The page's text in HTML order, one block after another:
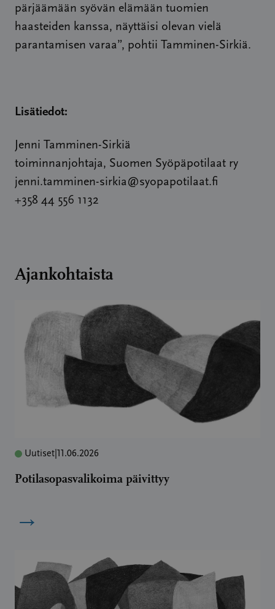
pärjäämään syövän elämään tuomien
haasteiden kanssa, näyttäisi olevan vielä
parantamisen varaa”, pohtii Tamminen-Sirkiä.
Lisätiedot:
Jenni Tamminen-Sirkiä
toiminnanjohtaja, Suomen Syöpäpotilaat ry
jenni.tamminen-sirkia@syopapotilaat.fi
+358 44 556 1132
Ajankohtaista
Uutiset 11.06.2026
Potilasopasvalikoima päivittyy
→